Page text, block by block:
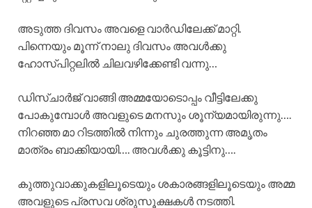
അടുത്ത ദിവസം അവളെ വാർഡിലേക്ക് മാറ്റി.
പിന്നെയും മൂന്ന് നാലു ദിവസം അവൾക്കു
ഹോസ്പിറ്റലിൽ ചിലവഴിക്കേണ്ടി വന്നു…
ഡിസ്ചാർജ് വാങ്ങി അമ്മയോടൊപ്പം വീട്ടിലേക്കു
പോകുമ്പോൾ അവളുടെ മനസും ശൂന്യമായിരുന്നു….
നിറഞ്ഞ മാ റിടത്തിൽ നിന്നും ചുരത്തുന്ന അമൃതം
മാത്രം ബാക്കിയായി…. അവൾക്കു കൂട്ടിനു….
കുത്തുവാക്കുകളിലൂടെയും ശകാരങ്ങളിലൂടെയും അമ്മ
അവളുടെ പ്രസവ ശ്രുസൂക്ഷകൾ നടത്തി.